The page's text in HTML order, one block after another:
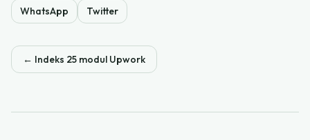
WhatsApp Twitter
← Indeks 25 modul Upwork